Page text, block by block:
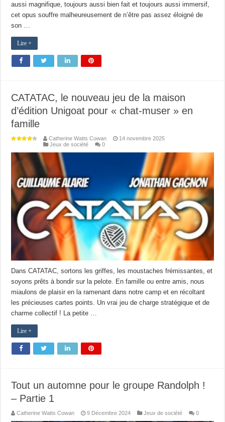
aussi magnifique, toujours aussi bien fait et toujours aussi immersif,
cet opus souffre malheureusement de n’être pas assez éloigné de
son …
Lire +
CATATAC, le nouveau jeu de la maison
d’édition Unigoat pour « chat-muser » en
famille
Catherine Watts Cowan
14 novembre 2025
Jeux de société
0
Dans CATATAC, sortons les griffes, les moustaches frémissantes, et
soyons prêts à bondir sur la pelote. En famille ou entre amis, nous
miaulons de plaisir en la ramenant dans notre camp et en récoltant
les précieuses cartes points. Un vrai jeu de charge stratégique et de
charme collectif ! La petite …
Lire +
Tout un automne pour le groupe Randolph !
– Partie 1
Catherine Watts Cowan 9 Décembre 2024 Jeux de société 0